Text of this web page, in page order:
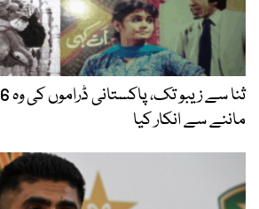
ماننے سے انکار کیا